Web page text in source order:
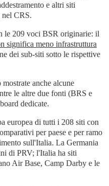
e altri siti
CRS.
le 209 voci BSR originarie: il
significa meno infrastruttura
dei sub-siti sotto le rispettive
mostrate anche alcune
le altre due fonti (BRS e
dedicate.
europea di tutti i 208 siti con
per paese e per ramo
sull'Italia. La Germania
di PRV; l'Italia ha siti
Air Base, Camp Darby e le